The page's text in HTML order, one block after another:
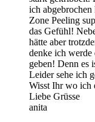
ich
Zone Peeling
das Gefühl!
hätte aber
denke ich
geben! Denn es
Leider sehe ich
Wisst Ihr wo ich
Liebe Grüsse
anita